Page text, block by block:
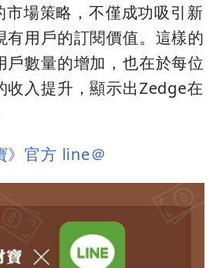
場策略，不僅成功吸引新
有用戶的訂閱價值。這樣的
戶數量的增加，也在於每位
收入提升，顯示出Zedge在
》官方 line＠